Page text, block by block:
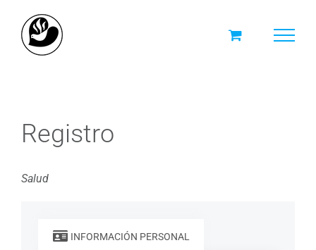
content
Registro
Salud
INFORMACIÓN PERSONAL